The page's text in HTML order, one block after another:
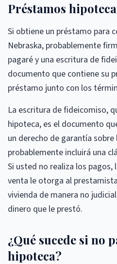
Préstamos
Si obtiene un préstamo para
Nebraska, probablemente
pagaré y una escritura de
documento que contiene su
préstamo junto con los
La escritura de fideicomiso,
hipoteca, es el documento
un derecho de garantía
probablemente incluirá una
Si usted no realiza los pagos,
venta le otorga al
vivienda de manera no
dinero que le prestó.
¿Qué sucede si no
hipoteca?